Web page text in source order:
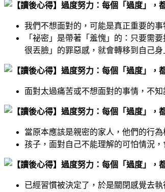
我們不想面對的，可能是真正重要的
「祕密」是帶著「羞愧」的：只要需
很丟臉」的罪惡感，就會轉移到自己
面對太過痛苦或不想面對的事情，不
當原本應該是親密的家人，他們的行
孩子，面對自己不能理解的可怕情況
已經習慣被決定了，於是關閉感覺去